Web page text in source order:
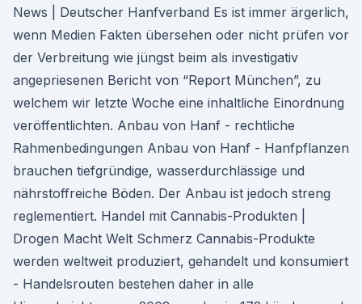
News | Deutscher Hanfverband Es ist immer ärgerlich,
wenn Medien Fakten übersehen oder nicht prüfen vor
der Verbreitung wie jüngst beim als investigativ
angepriesenen Bericht von “Report München”, zu
welchem wir letzte Woche eine inhaltliche Einordnung
veröffentlichten. Anbau von Hanf - rechtliche
Rahmenbedingungen Anbau von Hanf - Hanfpflanzen
brauchen tiefgründige, wasserdurchlässige und
nährstoffreiche Böden. Der Anbau ist jedoch streng
reglementiert. Handel mit Cannabis-Produkten |
Drogen Macht Welt Schmerz Cannabis-Produkte
werden weltweit produziert, gehandelt und konsumiert
- Handelsrouten bestehen daher in alle